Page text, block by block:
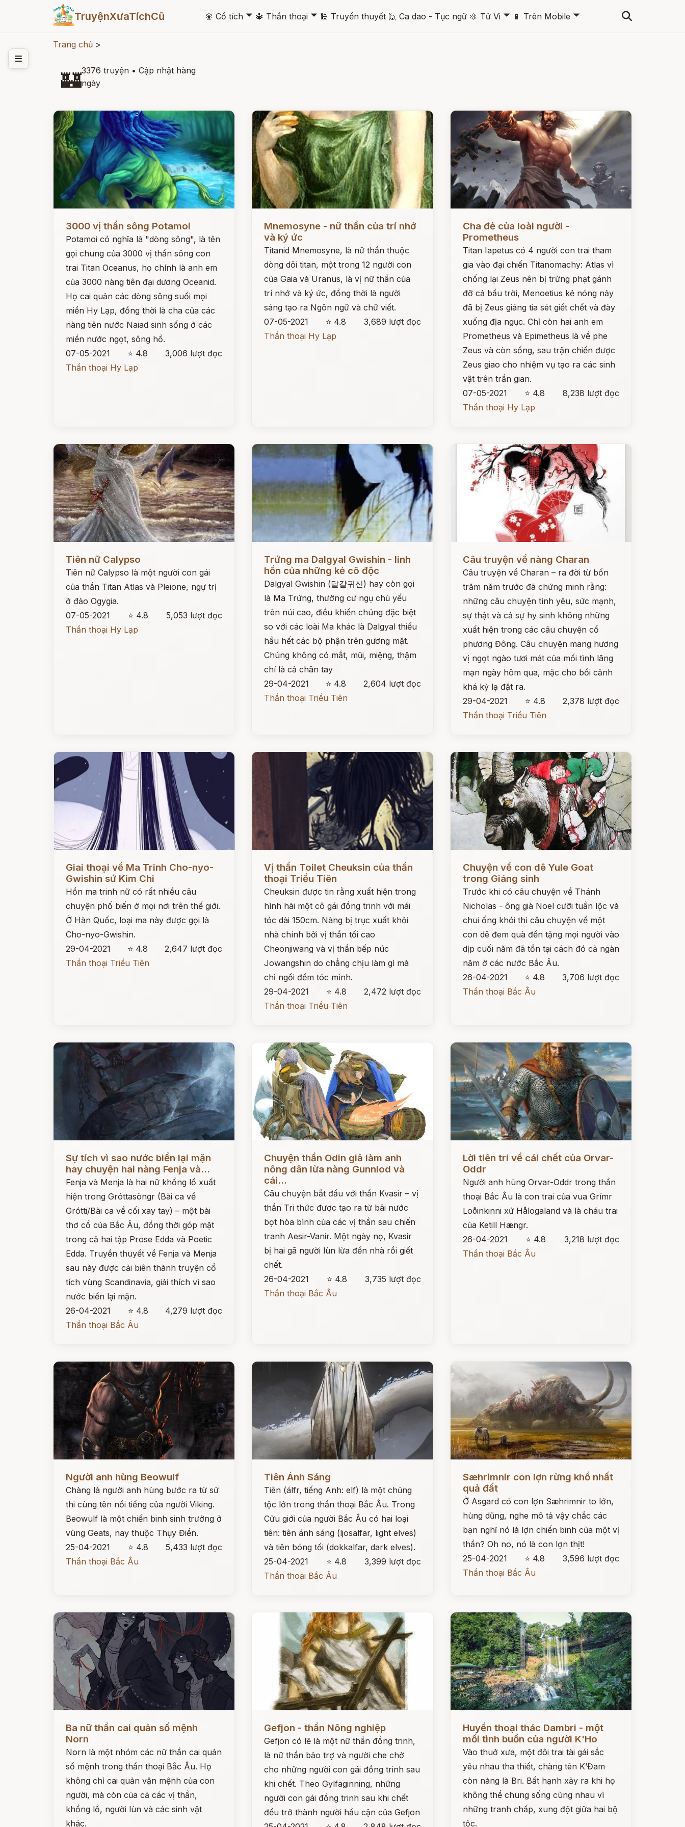
TruyệnXưaTíchCũ 🧚 Cổ tích 🞃 🔱 Thần thoại 🞃 🕌 Truyền thuyết 🙋 Ca dao - Tục ngữ 🔯 Tử Vi 🞃 📱 Trên Mobile 🞃
Trang chủ >
🏰3376 truyện • Cập nhật hàng
ngày
3000 vị thần sông Potamoi
Potamoi có nghĩa là "dòng sông", là tên
gọi chung của 3000 vị thần sông con
trai Titan Oceanus, họ chính là anh em
của 3000 nàng tiên đại dương Oceanid.
Họ cai quản các dòng sông suối mọi
miền Hy Lạp, đồng thời là cha của các
nàng tiên nước Naiad sinh sống ở các
miền nước ngọt, sông hồ.
07-05-2021
⭐ 4.8
3,006 lượt đọc
Thần thoại Hy Lạp
Mnemosyne - nữ thần của trí nhớ
và ký ức
Titanid Mnemosyne, là nữ thần thuộc
dòng dõi titan, một trong 12 người con
của Gaia và Uranus, là vị nữ thần của
trí nhớ và ký ức, đồng thời là người
sáng tạo ra Ngôn ngữ và chữ viết.
07-05-2021
⭐ 4.8
3,689 lượt đọc
Thần thoại Hy Lạp
Cha đẻ của loài người -
Prometheus
Titan Iapetus có 4 người con trai tham
gia vào đại chiến Titanomachy: Atlas vì
chống lại Zeus nên bị trừng phạt gánh
đỡ cả bầu trời, Menoetius kẻ nóng nảy
đã bị Zeus giáng tia sét giết chết và đày
xuống địa ngục. Chỉ còn hai anh em
Prometheus và Epimetheus là về phe
Zeus và còn sống, sau trận chiến được
Zeus giao cho nhiệm vụ tạo ra các sinh
vật trên trần gian.
07-05-2021
⭐ 4.8
8,238 lượt đọc
Thần thoại Hy Lạp
Tiên nữ Calypso
Tiên nữ Calypso là một người con gái
của thần Titan Atlas và Pleione, ngự trị
ở đảo Ogygia.
07-05-2021
⭐ 4.8
5,053 lượt đọc
Thần thoại Hy Lạp
Trứng ma Dalgyal Gwishin - linh
hồn của những kẻ cô độc
Dalgyal Gwishin (달걀귀신) hay còn gọi
là Ma Trứng, thường cư ngụ chủ yếu
trên núi cao, điều khiến chúng đặc biệt
so với các loài Ma khác là Dalgyal thiếu
hầu hết các bộ phận trên gương mặt.
Chúng không có mắt, mũi, miệng, thậm
chí là cả chân tay
29-04-2021
⭐ 4.8
2,604 lượt đọc
Thần thoại Triều Tiên
Câu truyện về nàng Charan
Câu truyện về Charan – ra đời từ bốn
trăm năm trước đã chứng minh rằng:
những câu chuyện tình yêu, sức mạnh,
sự thật và cả sự hy sinh không những
xuất hiện trong các câu chuyện cổ
phương Đông. Câu chuyện mang hương
vị ngọt ngào tươi mát của mối tình lãng
mạn ngày hôm qua, mặc cho bối cảnh
khá kỳ lạ đặt ra.
29-04-2021
⭐ 4.8
2,378 lượt đọc
Thần thoại Triều Tiên
Giai thoại về Ma Trinh Cho-nyo-
Gwishin sứ Kim Chi
Hồn ma trinh nữ có rất nhiều câu
chuyện phố biến ở mọi nơi trên thế giới.
Ở Hàn Quốc, loại ma này được gọi là
Cho-nyo-Gwishin.
29-04-2021
⭐ 4.8
2,647 lượt đọc
Thần thoại Triều Tiên
Đọc ngay
Vị thần Toilet Cheuksin của thần
thoại Triều Tiên
Cheuksin được tin rằng xuất hiện trong
hình hài một cô gái đồng trinh với mái
tóc dài 150cm. Nàng bị trục xuất khỏi
nhà chính bởi vị thần tối cao
Cheonjiwang và vị thần bếp núc
Jowangshin do chẳng chịu làm gì mà
chỉ ngồi đếm tóc mình.
29-04-2021
⭐ 4.8
2,472 lượt đọc
Thần thoại Triều Tiên
Chuyện về con dê Yule Goat
trong Giáng sinh
Trước khi có câu chuyện về Thánh
Nicholas - ông già Noel cưỡi tuần lộc và
chui ống khói thì câu chuyện về một
con dê đem quà đến tặng mọi người vào
dịp cuối năm đã tồn tại cách đó cả ngàn
năm ở các nước Bắc Âu.
26-04-2021
⭐ 4.8
3,706 lượt đọc
Thần thoại Bắc Âu
Sự tích vì sao nước biển lại mặn
hay chuyện hai nàng Fenja và...
Fenja và Menja là hai nữ khổng lồ xuất
hiện trong Gróttasöngr (Bài ca về
Grótti/Bài ca về cối xay tay) – một bài
thơ cổ của Bắc Âu, đồng thời góp mặt
trong cả hai tập Prose Edda và Poetic
Edda. Truyền thuyết về Fenja và Menja
sau này được cải biên thành truyện cổ
tích vùng Scandinavia, giải thích vì sao
nước biển lại mặn.
26-04-2021
⭐ 4.8
4,279 lượt đọc
Thần thoại Bắc Âu
Chuyện thần Odin giả làm anh
nông dân lừa nàng Gunnlod và
cái...
Câu chuyện bắt đầu với thần Kvasir – vị
thần Tri thức được tạo ra từ bãi nước
bọt hòa bình của các vị thần sau chiến
tranh Aesir-Vanir. Một ngày nọ, Kvasir
bị hai gã người lùn lừa đến nhà rồi giết
chết.
26-04-2021
⭐ 4.8
3,735 lượt đọc
Thần thoại Bắc Âu
Lời tiên tri về cái chết của Orvar-
Oddr
Người anh hùng Orvar-Oddr trong thần
thoại Bắc Âu là con trai của vua Grímr
Loðinkinni xứ Hålogaland và là cháu trai
của Ketill Hængr.
26-04-2021
⭐ 4.8
3,218 lượt đọc
Thần thoại Bắc Âu
Người anh hùng Beowulf
Chàng là người anh hùng bước ra từ sử
thi cùng tên nổi tiếng của người Viking.
Beowulf là một chiến binh sinh trưởng ở
vùng Geats, nay thuộc Thụy Điển.
25-04-2021
⭐ 4.8
5,433 lượt đọc
Thần thoại Bắc Âu
Tiên Ánh Sáng
Tiên (álfr, tiếng Anh: elf) là một chủng
tộc lớn trong thần thoại Bắc Âu. Trong
Cửu giới của người Bắc Âu có hai loại
tiên: tiên ánh sáng (ljosalfar, light elves)
và tiên bóng tối (dokkalfar, dark elves).
25-04-2021
⭐ 4.8
3,399 lượt đọc
Thần thoại Bắc Âu
Sæhrimnir con lợn rừng khổ nhất
quả đất
Ở Asgard có con lợn Sæhrimnir to lớn,
hùng dũng, nghe mô tả vậy chắc các
bạn nghĩ nó là lợn chiến binh của một vị
thần? Oh no, nó là con lợn thịt!
25-04-2021
⭐ 4.8
3,596 lượt đọc
Thần thoại Bắc Âu
Ba nữ thần cai quản số mệnh
Norn
Norn là một nhóm các nữ thần cai quản
số mệnh trong thần thoại Bắc Âu. Họ
không chỉ cai quản vận mệnh của con
người, mà còn của cả các vị thần,
khổng lồ, người lùn và các sinh vật
khác.
Gefjon - thần Nông nghiệp
Gefjon có lẽ là một nữ thần đồng trinh,
là nữ thần bảo trợ và người che chở
cho những người con gái đồng trinh sau
khi chết. Theo Gylfaginning, những
người con gái đồng trinh sau khi chết
đều trở thành người hầu cận của Gefjon
Đọc ngay
Huyền thoại thác Dambri - một
mối tình buồn của người K'Ho
Vào thuở xưa, một đôi trai tài gái sắc
yêu nhau tha thiết, chàng tên K’Đam
còn nàng là Bri. Bất hạnh xảy ra khi họ
không thể chung sống cùng nhau vì
những tranh chấp, xung đột giữa hai bộ
tộc.